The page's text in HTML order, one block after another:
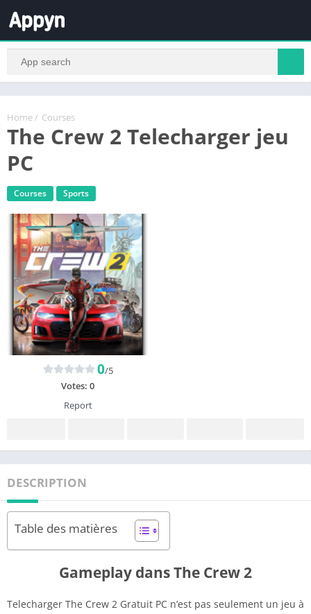
Home / Courses
The Crew 2 Telecharger jeu
PC
Courses Sports
0/5
Votes: 0
Report
DESCRIPTION
Table des matières
Gameplay dans The Crew 2
Telecharger The Crew 2 Gratuit PC n’est pas seulement un jeu à